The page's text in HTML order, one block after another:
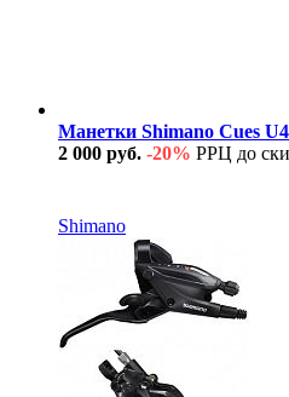
Манетки Shimano Cues
2 000 руб. -20% РРЦ до
Shimano